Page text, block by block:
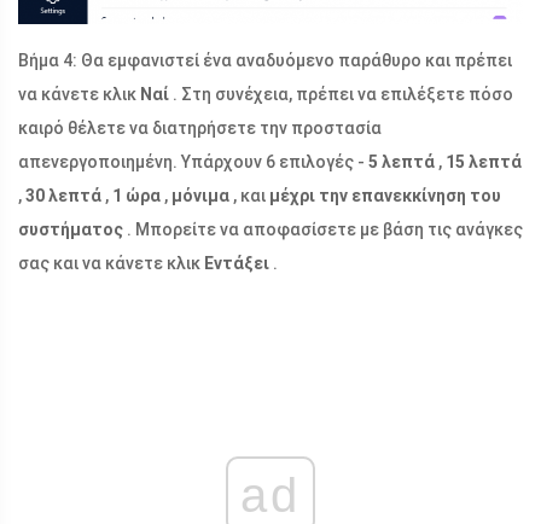
Βήμα 4: Θα εμφανιστεί ένα αναδυόμενο παράθυρο και πρέπει
να κάνετε κλικ Ναί . Στη συνέχεια, πρέπει να επιλέξετε πόσο
καιρό θέλετε να διατηρήσετε την προστασία
απενεργοποιημένη. Υπάρχουν 6 επιλογές - 5 λεπτά , 15 λεπτά
,30 λεπτά , 1 ώρα , μόνιμα , και μέχρι την επανεκκίνηση του
συστήματος . Μπορείτε να αποφασίσετε με βάση τις ανάγκες
σας και να κάνετε κλικ Εντάξει .
ad